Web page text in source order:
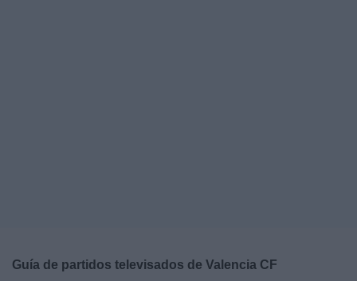
Guía de partidos televisados de Valencia CF
Noticias